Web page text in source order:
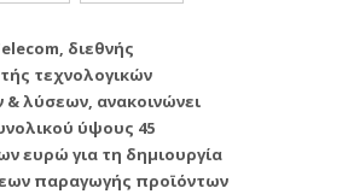
διεθνής
τεχνολογικών
λύσεων, ανακοινώνει
ύψους 45
ευρώ για τη δημιουργία
παραγωγής προϊόντων